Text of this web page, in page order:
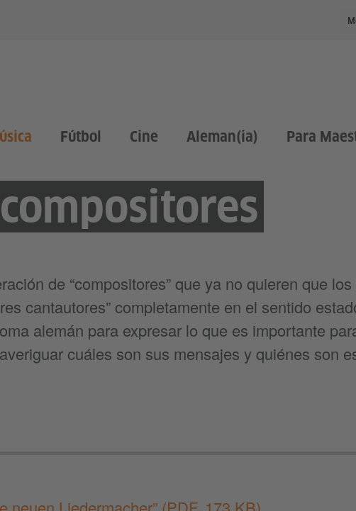
Fútbol Cine Aleman(ia) Para
de “compositores” que ya no quieren que
cantautores” completamente en el sentido
alemán para expresar lo que es importante
cuáles son sus mensajes y quiénes son